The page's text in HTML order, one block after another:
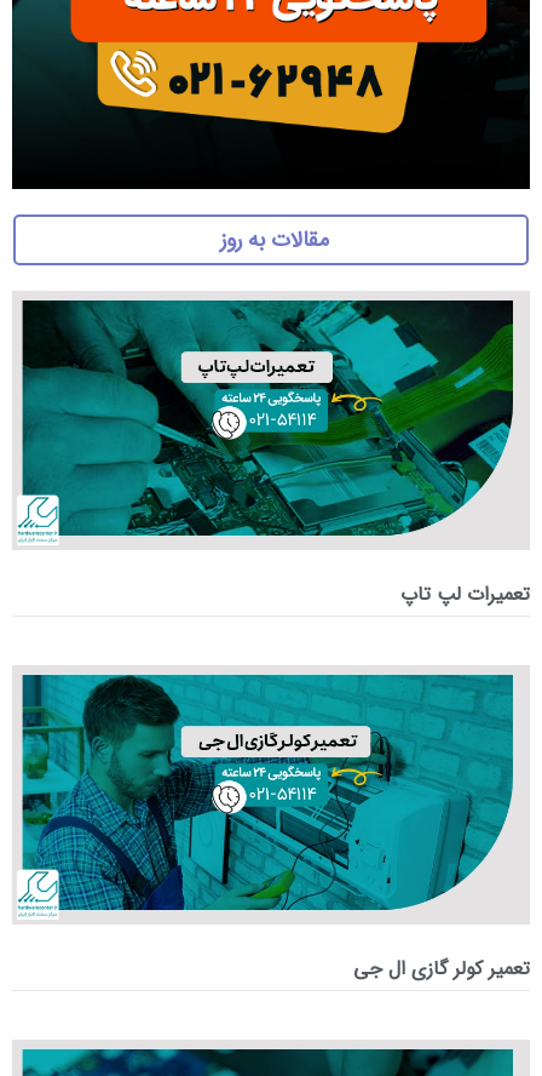
مقالات به روز
تعمیرات لپ تاپ
تعمیر کولر گازی ال جی